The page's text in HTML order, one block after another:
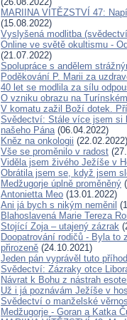
MARIINA VÍTĚZSTVÍ 47:
(15.08.2022)
Vyslyšená modlitba
Online ve světě okultismu -
(21.07.2022)
Spolupráce s andělem
Poděkování P. Marii za
40 let se modlila za sílu
O vzniku obrazu na
V komatu zažil Boží dotek.
Svědectví: Stále více jsem si
našeho Pána(06.04.2022)
Kněz na onkologii (22.02.2022)
Vše se proměnilo v radost
Viděla jsem živého Ježíše v
Obrátila jsem se, když jsem
Medžugorje úplně proměněný
Antonietta Meo (13.01.2022)
Ani já bych s nikým neměnil
Blahoslavená Marie Tereza
Stojící Zoja – utajený zázrak
Doopatrování rodičů - Byla
přirozeně (24.10.2021)
Jeden pán vyprávěl tuto
Svědectví: Zázraky otce
Návrat k Bohu z nástrah
Už i já poznávám Ježíše v
Svědectví o manželské
Medžugorje - Goran a Katka